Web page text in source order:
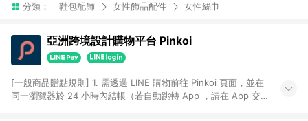
分類： 鞋包配飾 女性飾品配件 女性絲巾
亞洲跨境設計購物平台 Pinkoi
[一般商品贈點規則] 1. 需透過 LINE 購物前往 Pinkoi 頁面，並在
同一瀏覽器於 24 小時內結帳（若自動跳轉 App ，請在 App 交